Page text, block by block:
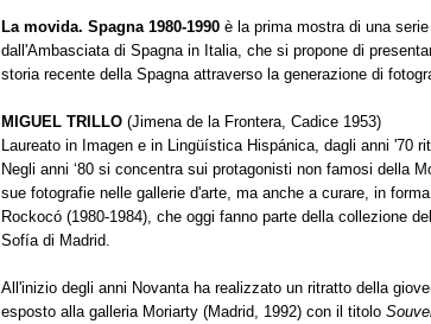
La movida. Spagna 1980-1990 è la prima mostra di una
dall'Ambasciata di Spagna in Italia, che si propone di
storia recente della Spagna attraverso la generazione di
MIGUEL TRILLO (Jimena de la Frontera, Cadice 1953)
Laureato in Imagen e in Lingüística Hispánica, dagli anni '70
Negli anni ‘80 si concentra sui protagonisti non famosi della
sue fotografie nelle gallerie d'arte, ma anche a curare, in
Rockocó (1980-1984), che oggi fanno parte della collezione
Sofía di Madrid.
All'inizio degli anni Novanta ha realizzato un ritratto della
esposto alla galleria Moriarty (Madrid, 1992) con il titolo